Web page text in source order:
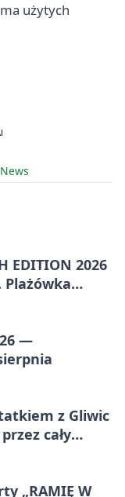
użytych
EDITION 2026
Plażówka
—
z Gliwic
cały
„RAMIĘ W